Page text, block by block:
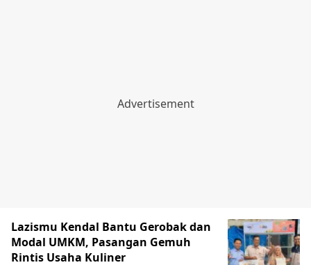
Lazismu Kendal Bantu Gerobak dan
Modal UMKM, Pasangan Gemuh
Rintis Usaha Kuliner